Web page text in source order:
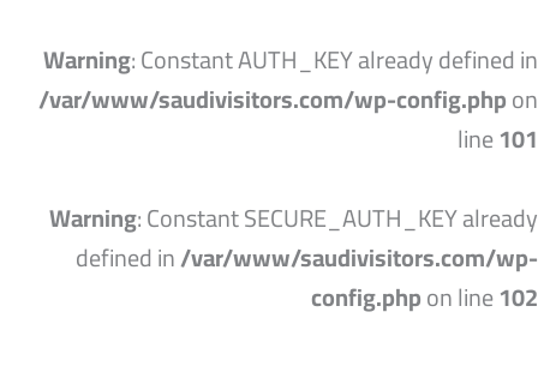
Warning: Constant AUTH_KEY already defined in
/var/www/saudivisitors.com/wp-config.phpon
line101
Warning: Constant SECURE_AUTH_KEY already
defined in/var/www/saudivisitors.com/wp-
config.phpon line102
إلى
المحتوى